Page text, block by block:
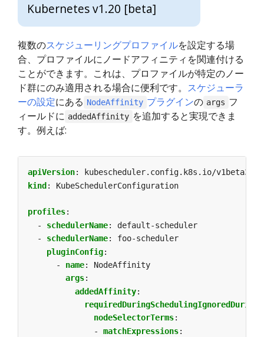
Kubernetes v1.20 [beta]
複数のスケジューリングプロファイルを設定する場
合、プロファイルにノードアフィニティを関連付ける
ことができます。これは、プロファイルが特定のノー
ド群にのみ適用される場合に便利です。 スケジューラ
ーの設定にある NodeAffinity プラグインの args フ
ィールドに addedAffinity を追加すると実現できま
す。例えば:
apiVersion:
kubescheduler.config.k8s.io/v1beta3
kind: KubeSchedulerConfiguration
profiles:
- schedulerName:
default-scheduler
- schedulerName:
foo-scheduler
pluginConfig:
- name:
NodeAffinity
args:
addedAffinity:
nodeSelectorTerms:
- matchExpressions: